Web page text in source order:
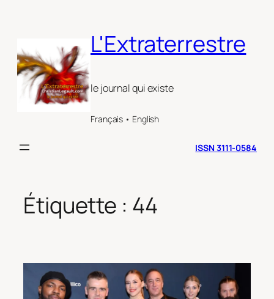
L'Extraterrestre
le journal qui existe
Français • English
ISSN 3111-0584
Étiquette : 44